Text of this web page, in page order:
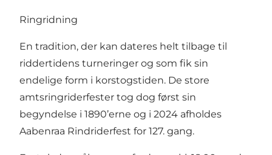
Ringridning
En tradition, der kan dateres helt tilbage til
riddertidens turneringer og som fik sin
endelige form i korstogstiden. De store
amtsringriderfester tog dog først sin
begyndelse i 1890’erne og i 2024 afholdes
Aabenraa Rindriderfest for 127. gang.